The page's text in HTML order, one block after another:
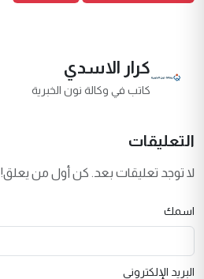
كرار الاسدي
كاتب في وكالة نون الخبرية
التعليقات
لا توجد تعليقات بعد. كن أول من يعلق!
اسمك
البريد الإلكتروني